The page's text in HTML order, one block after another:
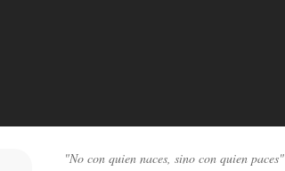
"No con quien naces, sino con quien paces"